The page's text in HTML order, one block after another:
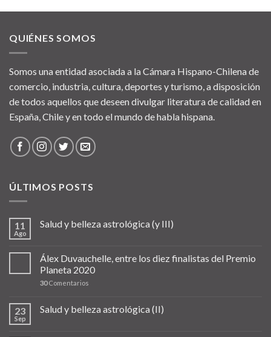
QUIÉNES SOMOS
Somos una entidad asociada a la Cámara Hispano-Chilena de
comercio, industria, cultura, deportes y turismo, a disposición
de todos aquellos que deseen divulgar literatura de calidad en
España, Chile y en todo el mundo de habla hispana.
ÚLTIMOS POSTS
11
Ago
Salud y belleza astrológica (y III)
Álex Duvauchelle, entre los diez finalistas del Premio
Planeta 2020
30Comentarios
23
Sep
Salud y belleza astrológica (II)